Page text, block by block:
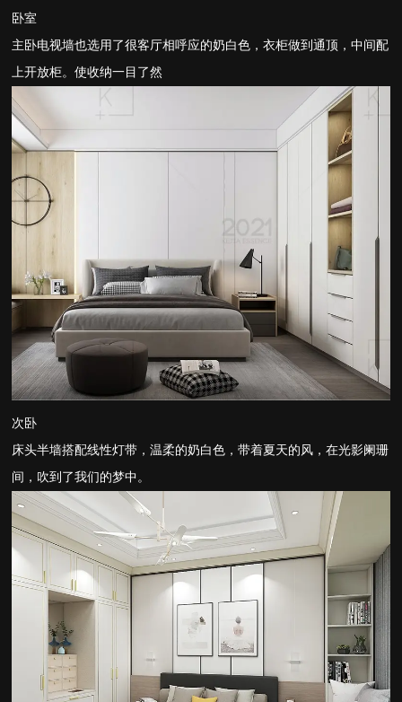
卧室
主卧电视墙也选用了很客厅相呼应的奶白色，衣柜做到通顶，中间配
上开放柜。使收纳一目了然
次卧
床头半墙搭配线性灯带，温柔的奶白色，带着夏天的风，在光影阑珊
间，吹到了我们的梦中。